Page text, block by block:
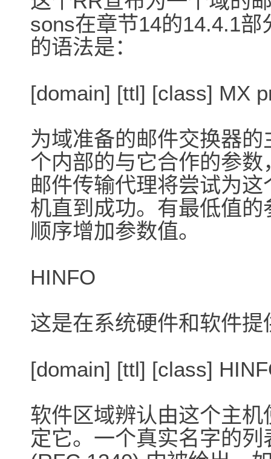
sons在章节14的14.4.1
的语法是：
[domain] [ttl] [class] MX
为域准备的邮件交换器
个内部的与它合作的参
邮件传输代理将尝试为
机直到成功。有最低值
顺序增加参数值。
HINFO
这是在系统硬件和软件
[domain] [ttl] [class]
软件区域辨认由这个主
定它。一个真实名字的列